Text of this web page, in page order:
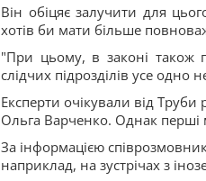
Він обіцяє залучити для
хотів би мати більше
"При цьому, в законі також
слідчих підрозділів усе
Експерти очікували від
Ольга Варченко. Однак перші
За інформацією
наприклад, на зустрічах з